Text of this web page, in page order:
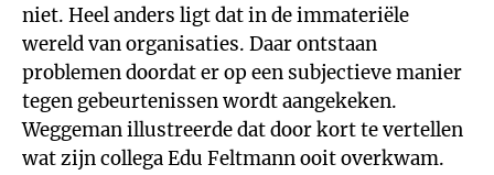
niet. Heel anders ligt dat in de immateriële
wereld van organisaties. Daar ontstaan
problemen doordat er op een subjectieve manier
tegen gebeurtenissen wordt aangekeken.
Weggeman illustreerde dat door kort te vertellen
wat zijn collega Edu Feltmann ooit overkwam.